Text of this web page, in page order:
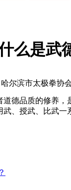
么是武
尔滨市太极拳协
德品质的修养，
、授武、比武一